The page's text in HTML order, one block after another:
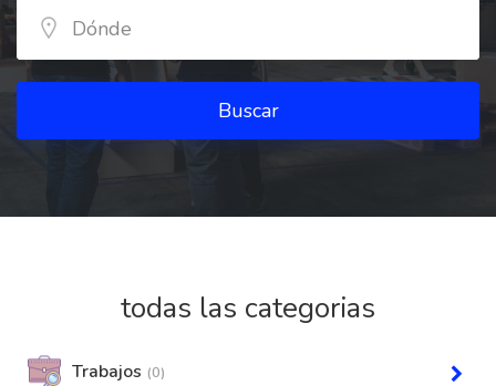
Buscar
todas las categorias
Trabajos (0)